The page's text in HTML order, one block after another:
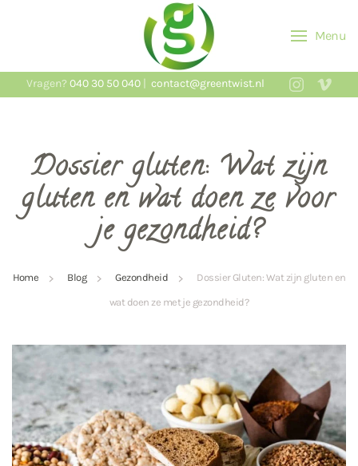
Skip to main content
Menu
Vragen?040 30 50 040| contact@greentwist.nl
Dossier gluten: Wat zijn
gluten en wat doen ze voor
je gezondheid?
Home Blog Gezondheid Dossier Gluten: Wat zijn gluten en
wat doen ze met je gezondheid?